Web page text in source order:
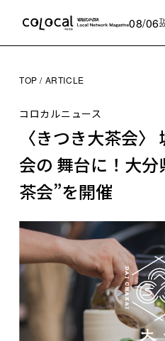
08/06
TOP ARTICLE
コロカルニュース
〈きつき大茶会
会の 舞台に！大
茶会”を開催